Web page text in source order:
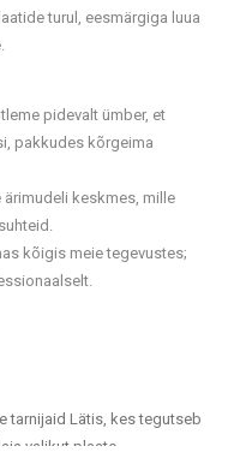
turul, eesmärgiga luua
pidevalt ümber, et
pakkudes kõrgeima
ärimudeli keskmes, mille
kõigis meie tegevustes;
tarnijaid Lätis, kes tegutseb
valikut plaate,